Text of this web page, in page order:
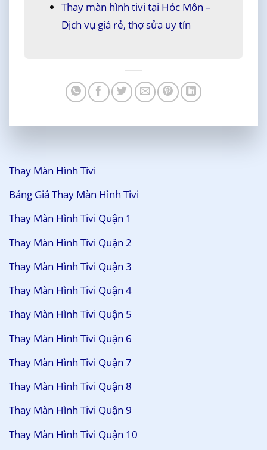
Thay màn hình tivi tại Hóc Môn –
Dịch vụ giá rẻ, thợ sửa uy tín
Thay Màn Hình Tivi
Bảng Giá Thay Màn Hình Tivi
Thay Màn Hình Tivi Quận 1
Thay Màn Hình Tivi Quận 2
Thay Màn Hình Tivi Quận 3
Thay Màn Hình Tivi Quận 4
Thay Màn Hình Tivi Quận 5
Thay Màn Hình Tivi Quận 6
Thay Màn Hình Tivi Quận 7
Thay Màn Hình Tivi Quận 8
Thay Màn Hình Tivi Quận 9
Thay Màn Hình Tivi Quận 10